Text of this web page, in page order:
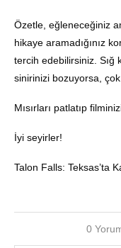
Özetle, eğleneceğiniz
hikaye aramadığınız
tercih edebilirsiniz. Sığ
sinirinizi bozuyorsa,
Mısırları patlatıp
İyi seyirler!
Talon Falls: Teksas’ta
0